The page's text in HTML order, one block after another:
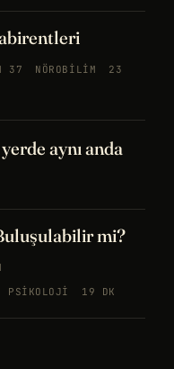
37 NÖROBILIM
23
aynı anda
mi?
PSIKOLOJI 19 DK